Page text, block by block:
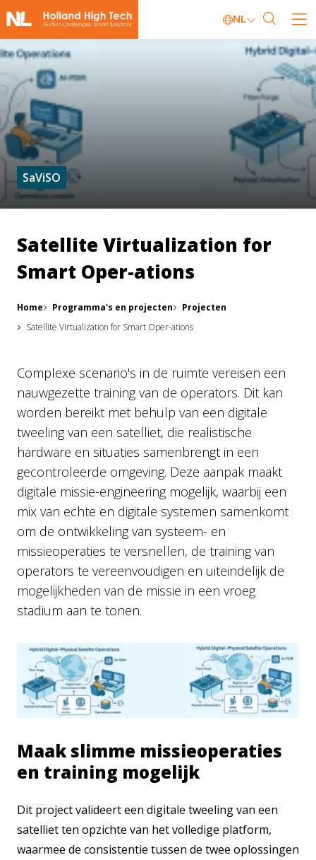
NL
SaViSO
Satellite Virtualization for
Smart Oper-ations
Home Programma's en projecten
Projecten
Satellite Virtualization for Smart Oper-ations
Complexe scenario's in de ruimte vereisen een
nauwgezette training van de operators. Dit kan
worden bereikt met behulp van een digitale
tweeling van een satelliet, die realistische
hardware en situaties samenbrengt in een
gecontroleerde omgeving. Deze aanpak maakt
digitale missie-engineering mogelijk, waarbij een
mix van echte en digitale systemen samenkomt
om de ontwikkeling van systeem- en
missieoperaties te versnellen, de training van
operators te vereenvoudigen en uiteindelijk de
mogelijkheden van de missie in een vroeg
stadium aan te tonen.
Maak slimme missieoperaties
en training mogelijk
Dit project valideert een digitale tweeling van een
satelliet ten opzichte van het volledige platform,
waarmee de consistentie tussen de twee oplossingen